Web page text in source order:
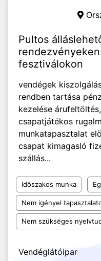
Pultos
fesztiválokon
vendégek
rendben tartása
kezelése
csapatjátékos
munkatapasztalat
csapat kimagasló
szállás...
Időszakos munka
Nem igényel
Nem szükséges
Vendéglátóipar